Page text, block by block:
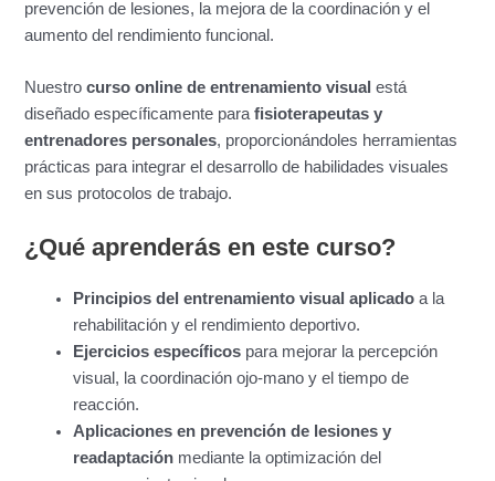
prevención de lesiones, la mejora de la coordinación y el
aumento del rendimiento funcional.
Nuestrocurso online de entrenamiento visual está
diseñado específicamente parafisioterapeutas y
entrenadores personales, proporcionándoles herramientas
prácticas para integrar el desarrollo de habilidades visuales
en sus protocolos de trabajo.
¿Qué aprenderás en este curso?
Principios del entrenamiento visual aplicado a la
rehabilitación y el rendimiento deportivo.
Ejercicios específicos para mejorar la percepción
visual, la coordinación ojo-mano y el tiempo de
reacción.
Aplicaciones en prevención de lesiones y
readaptación mediante la optimización del